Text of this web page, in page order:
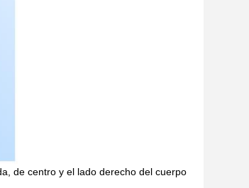
de centro y el lado derecho del cuerpo